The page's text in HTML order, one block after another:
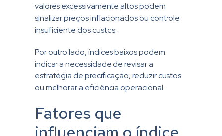
valores excessivamente altos podem
sinalizar preços inflacionados ou controle
insuficiente dos custos.
Por outro lado, índices baixos podem
indicar a necessidade de revisar a
estratégia de precificação, reduzir custos
ou melhorar a eficiência operacional.
Fatores que